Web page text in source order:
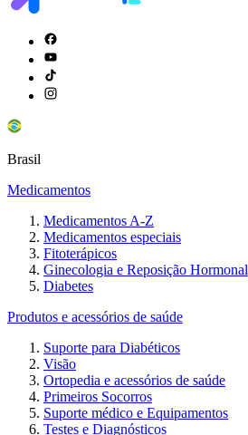
Brasil
Medicamentos
Medicamentos A-Z
Medicamentos especiais
Fitoterápicos
Ginecologia e Reposição Hormonal
Diabetes
Produtos e acessórios de saúde
Suporte para Diabéticos
Visão
Ortopedia e acessórios de saúde
Primeiros Socorros
Suporte médico e Equipamentos
Testes e Diagnósticos